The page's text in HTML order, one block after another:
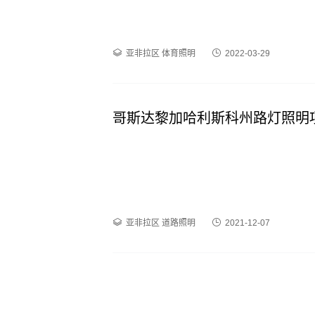
亚非拉区 体育照明 2022-03-29
哥斯达黎加哈利斯科州路灯照明
亚非拉区 道路照明 2021-12-07